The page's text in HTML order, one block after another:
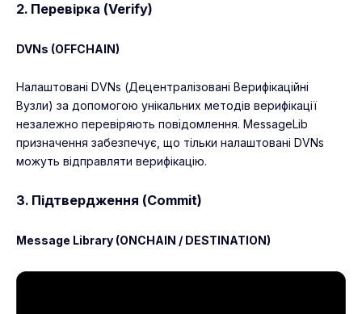
2. Перевірка (Verify)
DVNs (OFFCHAIN)
Налаштовані DVNs (Децентралізовані Верифікаційні
Вузли) за допомогою унікальних методів верифікації
незалежно перевіряють повідомлення. MessageLib
призначення забезпечує, що тільки налаштовані DVNs
можуть відправляти верифікацію.
3. Підтвердження (Commit)
Message Library (ONCHAIN / DESTINATION)